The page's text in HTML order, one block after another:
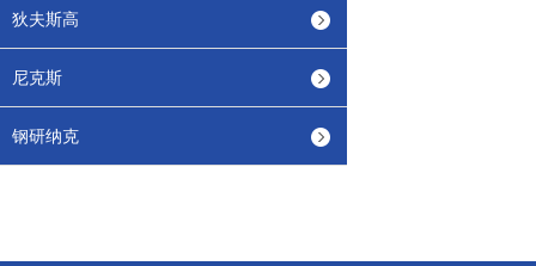
狄夫斯高
尼克斯
钢研纳克